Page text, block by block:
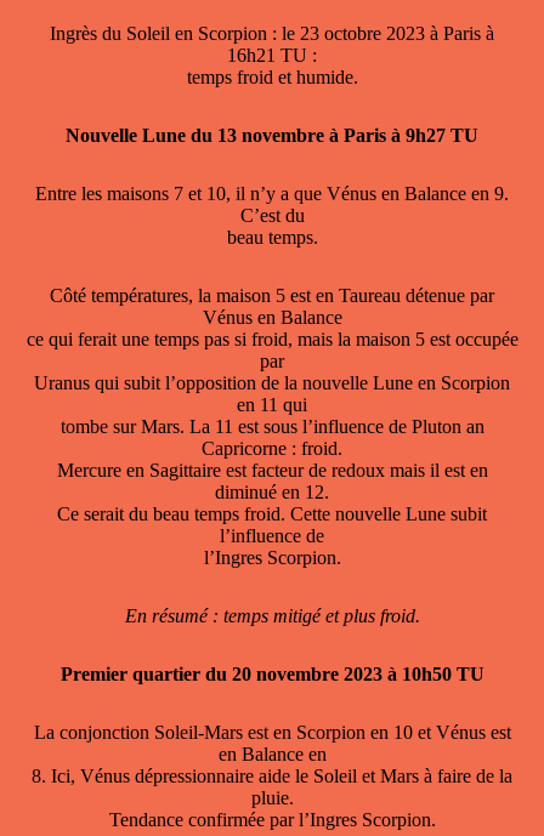
Ingrès du Soleil en Scorpion : le 23 octobre 2023 à Paris à
16h21 TU :
temps froid et humide.
Nouvelle Lune du 13 novembre à Paris à 9h27 TU
Entre les maisons 7 et 10, il n’y a que Vénus en Balance en 9.
C’est du
beau temps.
Côté températures, la maison 5 est en Taureau détenue par
Vénus en Balance
ce qui ferait une temps pas si froid, mais la maison 5 est occupée
par
Uranus qui subit l’opposition de la nouvelle Lune en Scorpion
en 11 qui
tombe sur Mars. La 11 est sous l’influence de Pluton an
Capricorne : froid.
Mercure en Sagittaire est facteur de redoux mais il est en
diminué en 12.
Ce serait du beau temps froid. Cette nouvelle Lune subit
l’influence de
l’Ingres Scorpion.
En résumé : temps mitigé et plus froid.
Premier quartier du 20 novembre 2023 à 10h50 TU
La conjonction Soleil-Mars est en Scorpion en 10 et Vénus est
en Balance en
8. Ici, Vénus dépressionnaire aide le Soleil et Mars à faire de la
pluie.
Tendance confirmée par l’Ingres Scorpion.